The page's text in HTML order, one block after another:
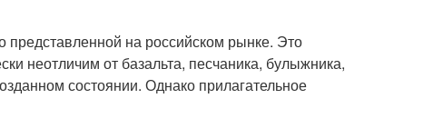
представленной на российском рынке. Это
неотличим от базальта, песчаника, булыжника,
состоянии. Однако прилагательное